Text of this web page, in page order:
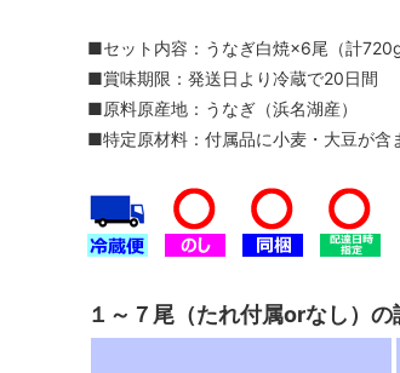
■セット内容：うなぎ白焼×6尾（計
■賞味期限：発送日より冷蔵で20日間
■原料原産地：うなぎ（浜名湖産）
■特定原材料：付属品に小麦・大豆が含
１～７尾（たれ付属orなし）の